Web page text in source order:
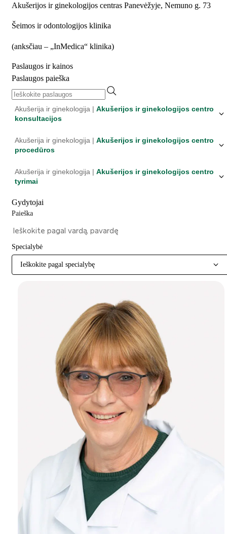
Akušerijos ir ginekologijos centras Panevėžyje, Nemuno g. 73
Šeimos ir odontologijos klinika
(anksčiau – „InMedica“ klinika)
Paslaugos ir kainos
Paslaugos paieška
Akušerija ir ginekologija | Akušerijos ir ginekologijos centro
konsultacijos
Akušerija ir ginekologija | Akušerijos ir ginekologijos centro
procedūros
Akušerija ir ginekologija | Akušerijos ir ginekologijos centro
tyrimai
Gydytojai
Paieška
Specialybė
Ieškokite pagal specialybę